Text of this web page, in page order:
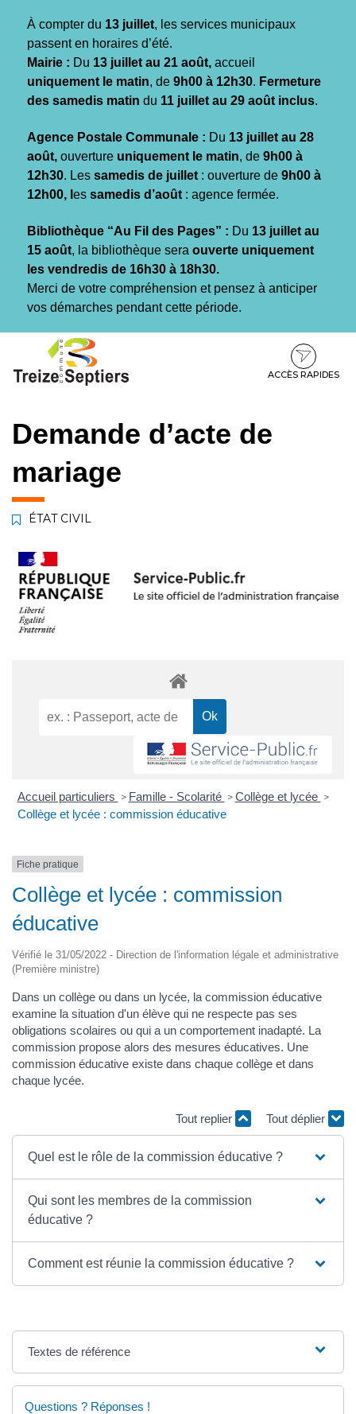
À compter du 13 juillet, les services municipaux
passent en horaires d’été.
Mairie : Du 13 juillet au 21 août, accueil
uniquement le matin, de 9h00 à 12h30. Fermeture
des samedis matin du 11 juillet au 29 août inclus.
Agence Postale Communale : Du 13 juillet au 28
août, ouverture uniquement le matin, de 9h00 à
12h30. Les samedis de juillet : ouverture de 9h00 à
12h00, l es samedis d’août : agence fermée.
Bibliothèque “Au Fil des Pages” : Du 13 juillet au
15 août, la bibliothèque sera ouverte uniquement
les vendredis de 16h30 à 18h30.
Merci de votre compréhension et pensez à anticiper
vos démarches pendant cette période.
contenu
pied
ACCÈS RAPIDES
Demande d’acte de
mariage
ÉTAT CIVIL
Accueil particuliers > Famille - Scolarité > Collège et lycée >
Collège et lycée : commission éducative
Fiche pratique
Collège et lycée : commission
éducative
Vérifié le 31/05/2022 - Direction de l'information légale et administrative
(Première ministre)
Dans un collège ou dans un lycée, la commission éducative
examine la situation d'un élève qui ne respecte pas ses
obligations scolaires ou qui a un comportement inadapté. La
commission propose alors des mesures éducatives. Une
commission éducative existe dans chaque collège et dans
chaque lycée.
Tout replier Tout déplier
Quel est le rôle de la commission éducative ?
Qui sont les membres de la commission
éducative ?
Comment est réunie la commission éducative ?
Textes de référence
Questions ? Réponses !